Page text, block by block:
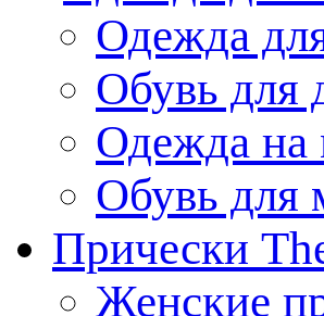
Одежда
Обувь для
Одежда на
Обувь для
Прически
Женские